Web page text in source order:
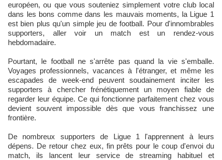
européen, ou que vous souteniez simplement votre club local
dans les bons comme dans les mauvais moments, la Ligue 1
est bien plus qu'un simple jeu de football. Pour d'innombrables
supporters, aller voir un match est un rendez-vous
hebdomadaire.
Pourtant, le football ne s'arrête pas quand la vie s'emballe.
Voyages professionnels, vacances à l'étranger, et même les
escapades de week-end peuvent soudainement inciter les
supporters à chercher frénétiquement un moyen fiable de
regarder leur équipe. Ce qui fonctionne parfaitement chez vous
devient souvent impossible dès que vous franchissez une
frontière.
De nombreux supporters de Ligue 1 l'apprennent à leurs
dépens. De retour chez eux, fin prêts pour le coup d'envoi du
match, ils lancent leur service de streaming habituel et